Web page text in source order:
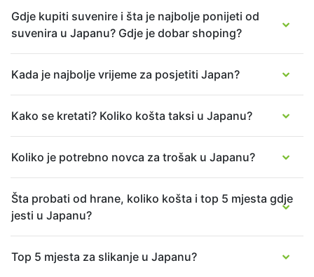
Gdje kupiti suvenire i šta je najbolje ponijeti od
suvenira u Japanu? Gdje je dobar shoping?
Kada je najbolje vrijeme za posjetiti Japan?
Kako se kretati? Koliko košta taksi u Japanu?
Koliko je potrebno novca za trošak u Japanu?
Šta probati od hrane, koliko košta i top 5 mjesta gdje
jesti u Japanu?
Top 5 mjesta za slikanje u Japanu?